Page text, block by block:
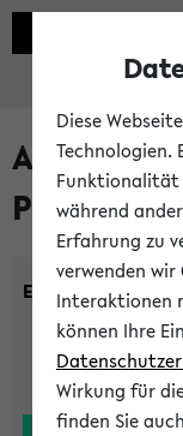
Alle noch
Prüfungen
Einrichtung:
Diese
Technologien.
Funktionalität
während
Erfahrung zu
verwenden
Interaktionen
können Ihre
Wirkung für
finden Sie